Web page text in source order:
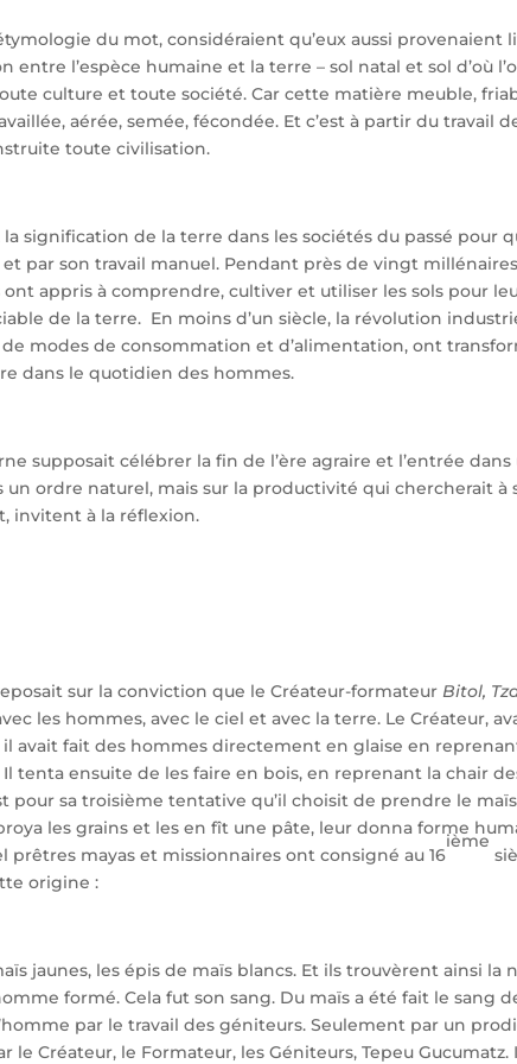
du mot, considéraient qu’eux aussi
l’espèce humaine et la terre – sol natal et sol d’où
culture et toute société. Car cette matière meuble,
aérée, semée, fécondée. Et c’est à partir du travail
toute civilisation.
signification de la terre dans les sociétés du passé pour
par son travail manuel. Pendant près de vingt
appris à comprendre, cultiver et utiliser les sols pour
de la terre. En moins d’un siècle, la révolution
modes de consommation et d’alimentation, ont
dans le quotidien des hommes.
supposait célébrer la fin de l’ère agraire et l’entrée
ordre naturel, mais sur la productivité qui chercherait à
invitent à la réflexion.
sur la conviction que le Créateur-formateurBitol,
les hommes, avec le ciel et avec la terre. Le Créateur,
avait fait des hommes directement en glaise en
tenta ensuite de les faire en bois, en reprenant la chair
pour sa troisième tentative qu’il choisit de prendre le
les grains et les en fît une pâte, leur donna forme
prêtres mayas et missionnaires ont consigné au 16
ième
origine :
jaunes, les épis de maïs blancs. Et ils trouvèrent ainsi la
formé. Cela fut son sang. Du maïs a été fait le sang
par le travail des géniteurs. Seulement par un
Créateur, le Formateur, les Géniteurs, Tepeu